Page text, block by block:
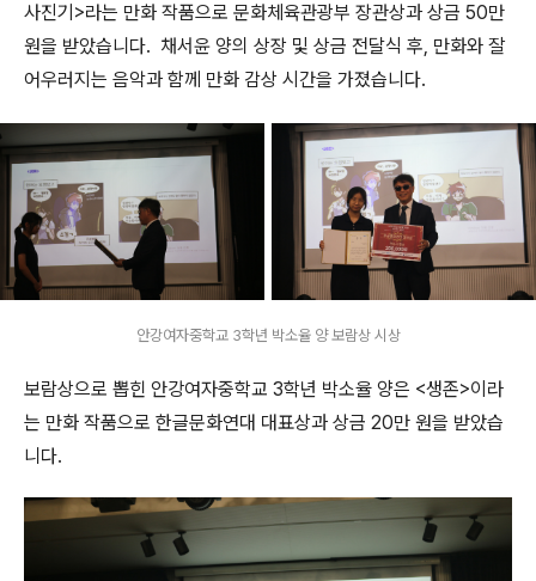
사진기>라는 만화 작품으로 문화체육관광부 장관상과 상금 50만
원을 받았습니다. 채서윤 양의 상장 및 상금 전달식 후, 만화와 잘
어우러지는 음악과 함께 만화 감상 시간을 가졌습니다.
안강여자중학교 3학년 박소율 양 보람상 시상
보람상으로 뽑힌 안강여자중학교 3학년 박소율 양은 <생존>이라
는 만화 작품으로 한글문화연대 대표상과 상금 20만 원을 받았습
니다.